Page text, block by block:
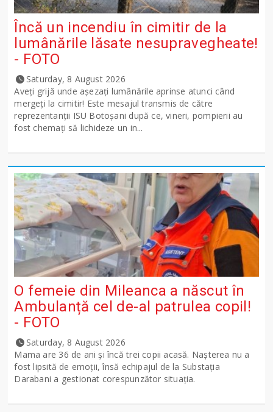
Încă un incendiu în cimitir de la
lumânările lăsate nesupravegheate!
- FOTO
Saturday, 8 August 2026
Aveți grijă unde așezați lumânările aprinse atunci când
mergeți la cimitir! Este mesajul transmis de către
reprezentanții ISU Botoșani după ce, vineri, pompierii au
fost chemați să lichideze un in...
O femeie din Mileanca a născut în
Ambulanță cel de-al patrulea copil!
- FOTO
Saturday, 8 August 2026
Mama are 36 de ani și încă trei copii acasă. Nașterea nu a
fost lipsită de emoții, însă echipajul de la Substația
Darabani a gestionat corespunzător situația.